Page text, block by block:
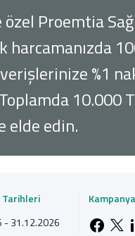
özel Proemtia
harcamanızda
%1
10.000
elde edin.
Tarihleri
- 31.12.2026